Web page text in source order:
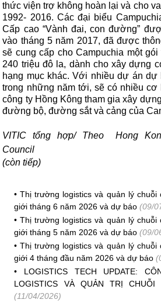
thức viện trợ không hoàn lại và cho
1992- 2016. Các đại biểu
Cấp cao “Vành đai, con đường”
vào tháng 5 năm 2017, đã được
sẽ cung cấp cho Campuchia một
240 triệu đô la, dành cho xây dựng
hạng mục khác. Với nhiều dự án
trong những năm tới, sẽ có nhiều cơ
công ty Hồng Kông tham gia xây
đường bộ, đường sắt và cảng của
VITIC tổng hợp/ Theo
Hong
Council
(còn tiếp)
•Thị trường logistics và quản lý chuỗi
giới tháng 6 năm 2026 và dự báo (09/
•Thị trường logistics và quản lý chuỗi
giới tháng 5 năm 2026 và dự báo (09/
•Thị trường logistics và quản lý chuỗi
giới 4 tháng đầu năm 2026 và dự báo
• LOGISTICS TECH UPDATE:
LOGISTICS VÀ QUẢN TRỊ
(11/04/2026)